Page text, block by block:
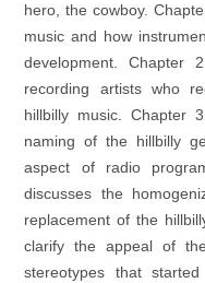
hero, the cowboy.
music and how
development. Chapter
recording artists who
hillbilly music. Chapter
naming of the hillbilly
aspect of radio
discusses the
replacement of the
clarify the appeal of
stereotypes that